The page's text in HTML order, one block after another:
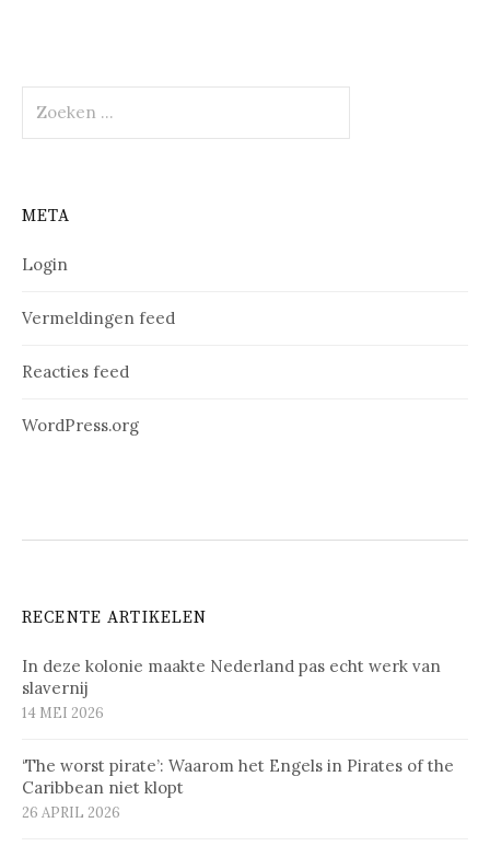
naar:
META
Login
Vermeldingen feed
Reacties feed
WordPress.org
RECENTE ARTIKELEN
In deze kolonie maakte Nederland pas echt werk van
slavernij
14 MEI 2026
‘The worst pirate’: Waarom het Engels in Pirates of the
Caribbean niet klopt
26 APRIL 2026